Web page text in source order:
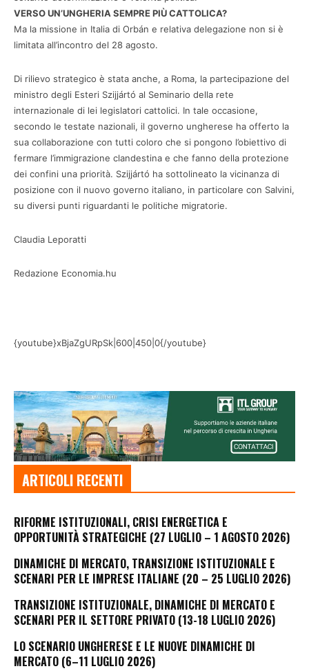
VERSO UN’UNGHERIA SEMPRE PIÙ CATTOLICA?
Ma la missione in Italia di Orbán e relativa delegazione non si è
limitata all’incontro del 28 agosto.
Di rilievo strategico è stata anche, a Roma, la partecipazione del
ministro degli Esteri Szijjártó al Seminario della rete
internazionale di lei legislatori cattolici. In tale occasione,
secondo le testate nazionali, il governo ungherese ha offerto la
sua collaborazione con tutti coloro che si pongono l’obiettivo di
fermare l’immigrazione clandestina e che fanno della protezione
dei confini una priorità. Szijjártó ha sottolineato la vicinanza di
posizione con il nuovo governo italiano, in particolare con Salvini,
su diversi punti riguardanti le politiche migratorie.
Claudia Leporatti
Redazione Economia.hu
{youtube}xBjaZgURpSk|600|450|0{/youtube}
ARTICOLI RECENTI
RIFORME ISTITUZIONALI, CRISI ENERGETICA E
OPPORTUNITÀ STRATEGICHE (27 LUGLIO – 1 AGOSTO 2026)
DINAMICHE DI MERCATO, TRANSIZIONE ISTITUZIONALE E
SCENARI PER LE IMPRESE ITALIANE (20 – 25 LUGLIO 2026)
TRANSIZIONE ISTITUZIONALE, DINAMICHE DI MERCATO E
SCENARI PER IL SETTORE PRIVATO (13-18 LUGLIO 2026)
LO SCENARIO UNGHERESE E LE NUOVE DINAMICHE DI
MERCATO (6–11 LUGLIO 2026)